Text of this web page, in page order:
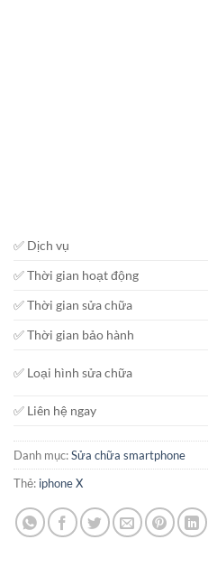
✅ Dịch vụ
✅ Thời gian hoạt động
✅ Thời gian sửa chữa
✅ Thời gian bảo hành
✅ Loại hình sửa chữa
✅ Liên hệ ngay
Danh mục:Sửa chữa smartphone
Thẻ: iphone X